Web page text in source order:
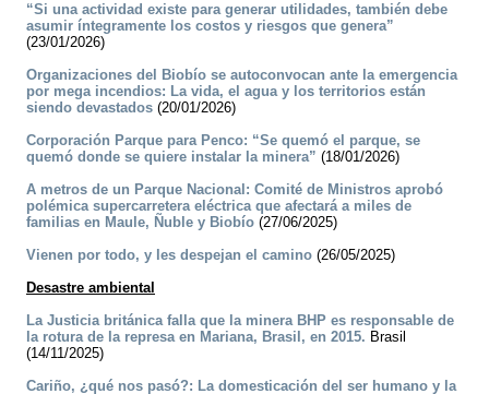
“Si una actividad existe para generar utilidades, también debe
asumir íntegramente los costos y riesgos que genera”
(23/01/2026)
Organizaciones del Biobío se autoconvocan ante la emergencia
por mega incendios: La vida, el agua y los territorios están
siendo devastados (20/01/2026)
Corporación Parque para Penco: “Se quemó el parque, se
quemó donde se quiere instalar la minera” (18/01/2026)
A metros de un Parque Nacional: Comité de Ministros aprobó
polémica supercarretera eléctrica que afectará a miles de
familias en Maule, Ñuble y Biobío (27/06/2025)
Vienen por todo, y les despejan el camino (26/05/2025)
Desastre ambiental
La Justicia británica falla que la minera BHP es responsable de
la rotura de la represa en Mariana, Brasil, en 2015. Brasil
(14/11/2025)
Cariño, ¿qué nos pasó?: La domesticación del ser humano y la